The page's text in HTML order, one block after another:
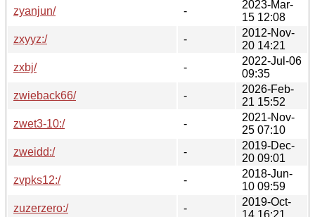
zyanjun/
-
2023-Mar-
15 12:08
zxyyz:/
-
2012-Nov-
20 14:21
zxbj/
-
2022-Jul-06
09:35
zwieback66/
-
2026-Feb-
21 15:52
zwet3-10:/
-
2021-Nov-
25 07:10
zweidd:/
-
2019-Dec-
20 09:01
zvpks12:/
-
2018-Jun-
10 09:59
zuzerzero:/
-
2019-Oct-
14 16:21